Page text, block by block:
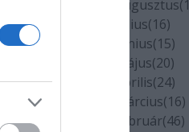
2020 augusztus(1
2020 július(16)
2020 június(15)
2020 május(20)
2020 április(24)
2020 március(16)
2020 február(46)